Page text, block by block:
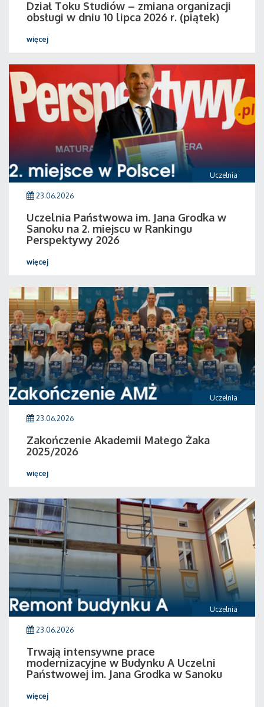
Dział Toku Studiów – zmiana organizacji
obsługi w dniu 10 lipca 2026 r. (piątek)
więcej
Uczelnia
23.06.2026
Uczelnia Państwowa im. Jana Grodka w
Sanoku na 2. miejscu w Rankingu
Perspektywy 2026
więcej
Uczelnia
23.06.2026
Zakończenie Akademii Małego Żaka
2025/2026
więcej
Uczelnia
23.06.2026
Trwają intensywne prace
modernizacyjne w Budynku A Uczelni
Państwowej im. Jana Grodka w Sanoku
więcej